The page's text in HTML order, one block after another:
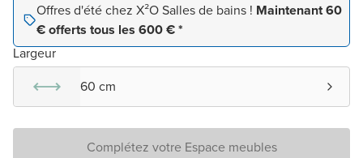
Offres d'été chez X²O Salles de bains ! Maintenant 60
€ offerts tous les 600 € *
Largeur
60 cm
Complétez votre Espace meubles